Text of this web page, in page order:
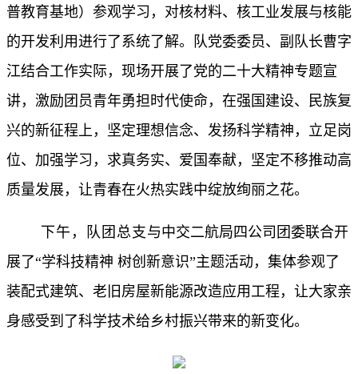
普教育基地）参观学习，对核材料、核工业发展与核能
的开发利用进行了系统了解。队党委委员、副队长曹字
江结合工作实际，现场开展了党的二十大精神专题宣
讲，激励团员青年勇担时代使命，在强国建设、民族复
兴的新征程上，坚定理想信念、发扬科学精神，立足岗
位、加强学习，求真务实、爱国奉献，坚定不移推动高
质量发展，让青春在火热实践中绽放绚丽之花。
下午，队团总支与中交二航局四公司团委联合开
展了“学科技精神 树创新意识”主题活动，集体参观了
装配式建筑、老旧房屋新能源改造应用工程，让大家亲
身感受到了科学技术给乡村振兴带来的新变化。